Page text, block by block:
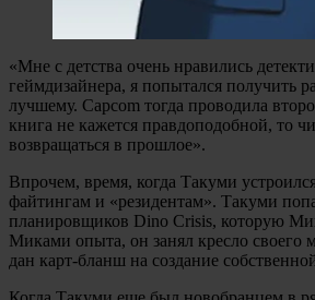
«Мне с детства очень нравились
геймдизайнера, я попытался получить
лучшему. Capcom тогда проводила
книга не кажется правдоподобной, то
возвращаться в прошлое».
Впрочем, время, когда Такуми
файтингам и «резидентам». Такуми
планировщиков Dino Crisis, которую
Миками опыта, он занял кресло своего
дан карт-бланш на создание